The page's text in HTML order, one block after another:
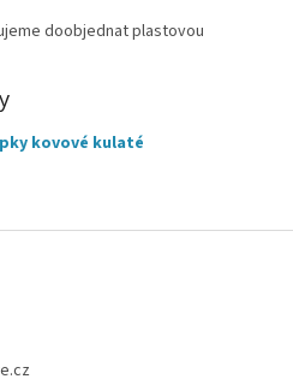
doobjednat plastovou
kovové kulaté